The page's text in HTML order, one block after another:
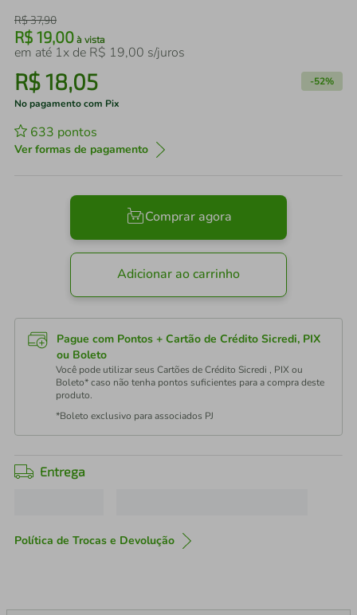
R$37,90
R$ 19,00 à vista
em até 1x de R$ 19,00 s/juros
R$18,05 -52%
No pagamento com Pix
633 pontos
Ver formas de pagamento
Comprar agora
Adicionar ao carrinho
Pague com Pontos + Cartão de Crédito Sicredi, PIX
ou Boleto
Você pode utilizar seus Cartões de Crédito Sicredi , PIX ou
Boleto* caso não tenha pontos suficientes para a compra deste
produto.
*Boleto exclusivo para associados PJ
Entrega
Política de Trocas e Devolução